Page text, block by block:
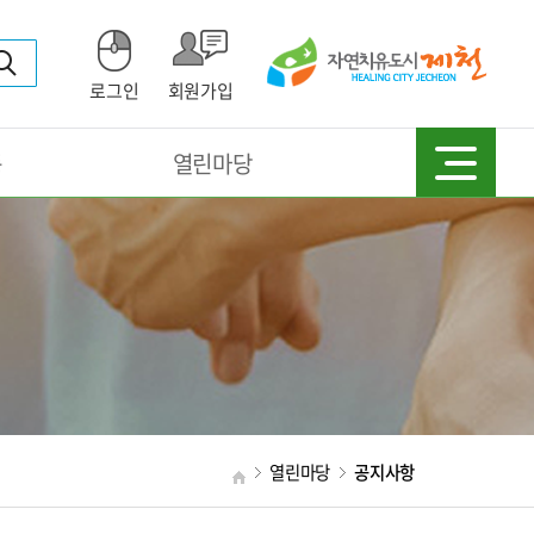
로그인 회원가입
열린마당
열린마당 공지사항